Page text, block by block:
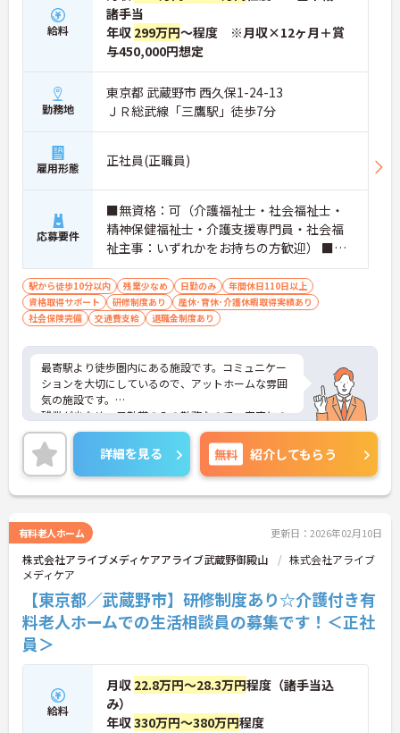
給料
諸手当
年収 299万円～程度 ※月収×12ヶ月＋賞
与450,000円想定
勤務地
東京都 武蔵野市 西久保1-24-13
ＪＲ総武線「三鷹駅」徒歩7分
雇用形態 正社員(正職員)
応募要件
■無資格：可（介護福祉士・社会福祉士・
精神保健福祉士・介護支援専門員・社会福
祉主事：いずれかをお持ちの方歓迎） ■介
護業界（入居施設）における実務経験：必
須（ブランク：可）
駅から徒歩10分以内 残業少なめ 日勤のみ
年間休日110日以上
資格取得サポート
研修制度あり
産休･育休･介護休暇取得実績あり
社会保険完備
交通費支給 退職金制度あり
最寄駅より徒歩圏内にある施設です。コミュニケー
ションを大切にしているので、アットホームな雰囲
気の施設です。
残業が少なめ、日勤帯のみの勤務なので、家庭との
両立がしやすい職場です。
ご興味のある方には、面接対策ポイントなど、さら
に詳細をお話しいたしますのでお気軽にご相談くだ
さい！
詳細を見る 無料 紹介してもらう
有料老人ホーム 更新日：2026年02月10日
株式会社アライブメディケアアライブ武蔵野御殿山
株式会社アライブ
メディケア
【東京都／武蔵野市】研修制度あり☆介護付き有
料老人ホームでの生活相談員の募集です！＜正社
員＞
給料
月収 22.8万円～28.3万円程度（諸手当込
み）
年収330万円～380万円程度